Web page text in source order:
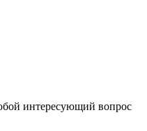
интересующий вопрос